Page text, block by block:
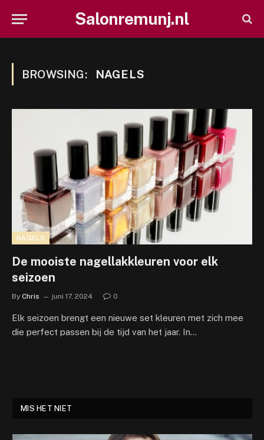
Salonremunj.nl
BROWSING: NAGELS
NAGELS
De mooiste nagellakkleuren voor elk
seizoen
By Chris juni 17, 2024 0
Elk seizoen brengt een nieuwe set kleuren met zich mee
die perfect passen bij de tijd van het jaar. In…
MIS HET NIET